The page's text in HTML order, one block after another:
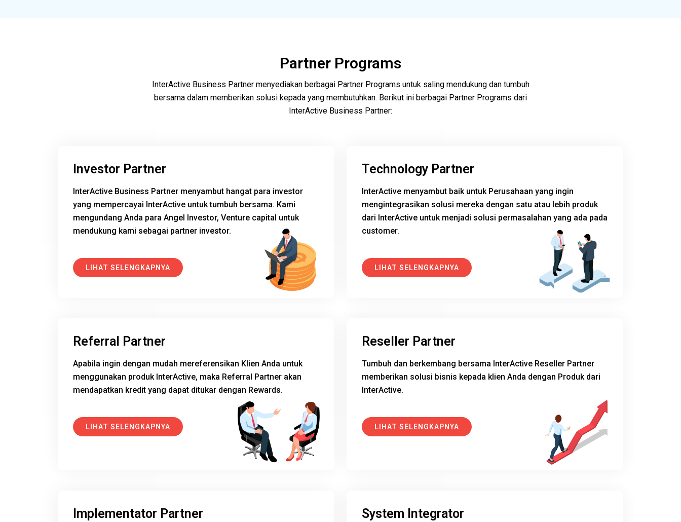
Partner Programs
InterActive Business Partner menyediakan berbagai Partner Programs untuk saling mendukung dan tumbuh
bersama dalam memberikan solusi kepada yang membutuhkan. Berikut ini berbagai Partner Programs dari
InterActive Business Partner:
Investor Partner
InterActive Business Partner menyambut hangat para investor
yang mempercayai InterActive untuk tumbuh bersama. Kami
mengundang Anda para Angel Investor, Venture capital untuk
mendukung kami sebagai partner investor.
LIHAT SELENGKAPNYA
Technology Partner
InterActive menyambut baik untuk Perusahaan yang ingin
mengintegrasikan solusi mereka dengan satu atau lebih produk
dari InterActive untuk menjadi solusi permasalahan yang ada pada
customer.
LIHAT SELENGKAPNYA
Referral Partner
Apabila ingin dengan mudah mereferensikan Klien Anda untuk
menggunakan produk InterActive, maka Referral Partner akan
mendapatkan kredit yang dapat ditukar dengan Rewards.
LIHAT SELENGKAPNYA
Reseller Partner
Tumbuh dan berkembang bersama InterActive Reseller Partner
memberikan solusi bisnis kepada klien Anda dengan Produk dari
InterActive.
LIHAT SELENGKAPNYA
Implementator Partner System Integrator